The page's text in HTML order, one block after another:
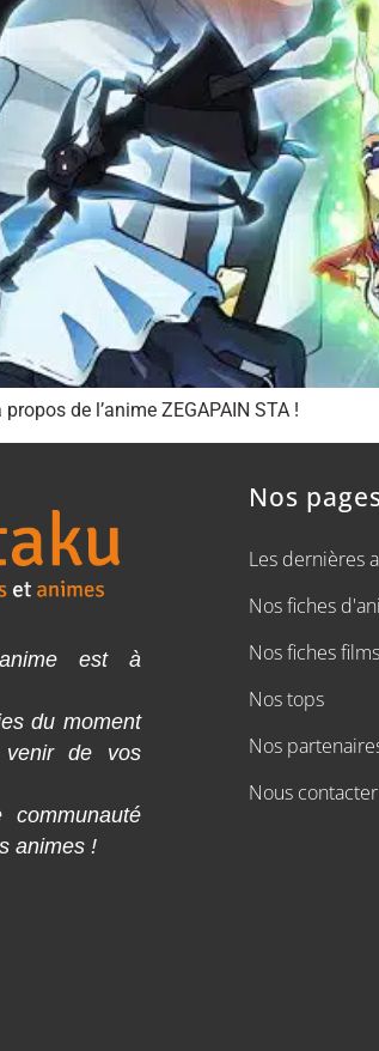
de l’anime ZEGAPAIN STA !
est à
du moment
de vos
communauté
animes !
Nos
Les dernières
Nos fiches
Nos fiches films
Nos tops
Nos
Nous contacter